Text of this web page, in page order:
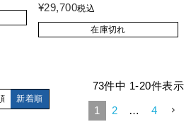
¥29,700税込
在庫切れ
新着順
73件中 1-20件表示
1 2 … 4